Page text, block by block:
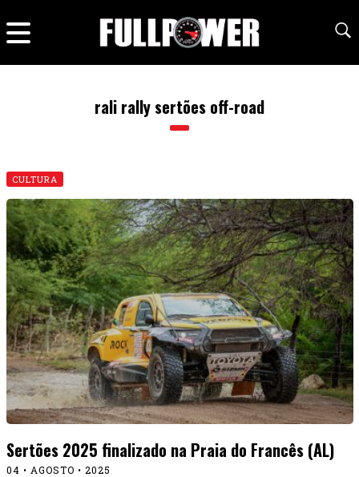
rali rally sertões off-road
CULTURA
Sertões 2025 finalizado na Praia do Francês (AL)
04 • AGOSTO • 2025